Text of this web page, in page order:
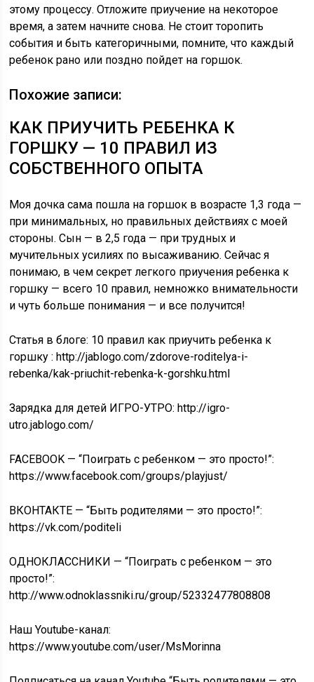
этому процессу. Отложите приучение на некоторое
время, а затем начните снова. Не стоит торопить
события и быть категоричными, помните, что каждый
ребенок рано или поздно пойдет на горшок.
Похожие записи:
КАК ПРИУЧИТЬ РЕБЕНКА К
ГОРШКУ — 10 ПРАВИЛ ИЗ
СОБСТВЕННОГО ОПЫТА
Моя дочка сама пошла на горшок в возрасте 1,3 года —
при минимальных, но правильных действиях с моей
стороны. Сын — в 2,5 года — при трудных и
мучительных усилиях по высаживанию. Сейчас я
понимаю, в чем секрет легкого приучения ребенка к
горшку — всего 10 правил, немножко внимательности
и чуть больше понимания — и все получится!
Статья в блоге: 10 правил как приучить ребенка к
горшку : http://jablogo.com/zdorove-roditelya-i-
rebenka/kak-priuchit-rebenka-k-gorshku.html
Зарядка для детей ИГРО-УТРО: http://igro-
utro.jablogo.com/
FACEBOOK — “Поиграть с ребенком — это просто!”:
https://www.facebook.com/groups/playjust/
ВКОНТАКТЕ — “Быть родителями — это просто!”:
https://vk.com/poditeli
ОДНОКЛАССНИКИ — “Поиграть с ребенком — это
просто!”:
http://www.odnoklassniki.ru/group/52332477808808
Наш Youtube-канал:
https://www.youtube.com/user/MsMorinna